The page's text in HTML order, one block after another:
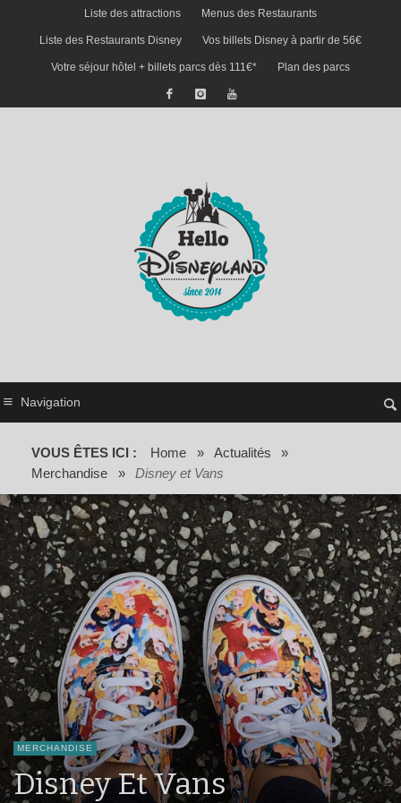
Liste des attractions Menus des Restaurants
Liste des Restaurants Disney Vos billets Disney à partir de 56€
Votre séjour hôtel + billets parcs dès 111€* Plan des parcs
Navigation
VOUS ÊTES ICI : Home » Actualités
»
Merchandise
» Disney et Vans
MERCHANDISE
Disney Et Vans